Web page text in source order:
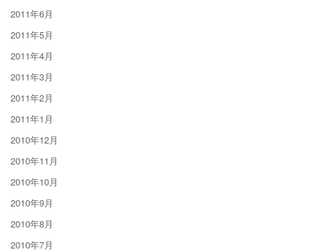
2011年6月
2011年5月
2011年4月
2011年3月
2011年2月
2011年1月
2010年12月
2010年11月
2010年10月
2010年9月
2010年8月
2010年7月